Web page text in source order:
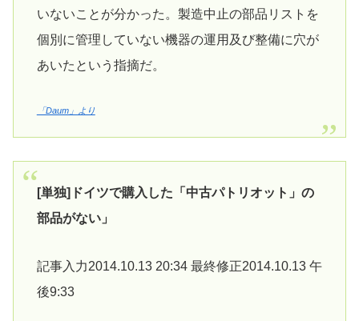
いないことが分かった。製造中止の部品リストを
個別に管理していない機器の運用及び整備に穴が
あいたという指摘だ。
「Daum」より
[単独]ドイツで購入した「中古パトリオット」の
部品がない」
記事入力2014.10.13 20:34 最終修正2014.10.13 午
後9:33